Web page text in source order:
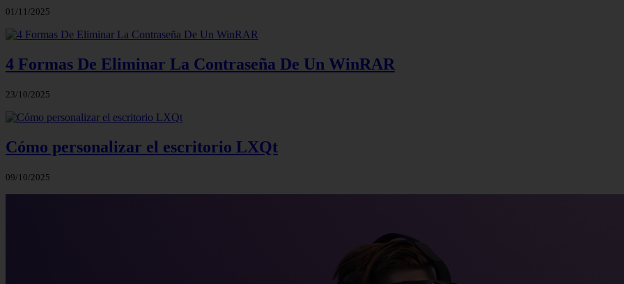
01/11/2025
4 Formas De Eliminar La Contraseña De Un WinRAR
23/10/2025
Cómo personalizar el escritorio LXQt
09/10/2025